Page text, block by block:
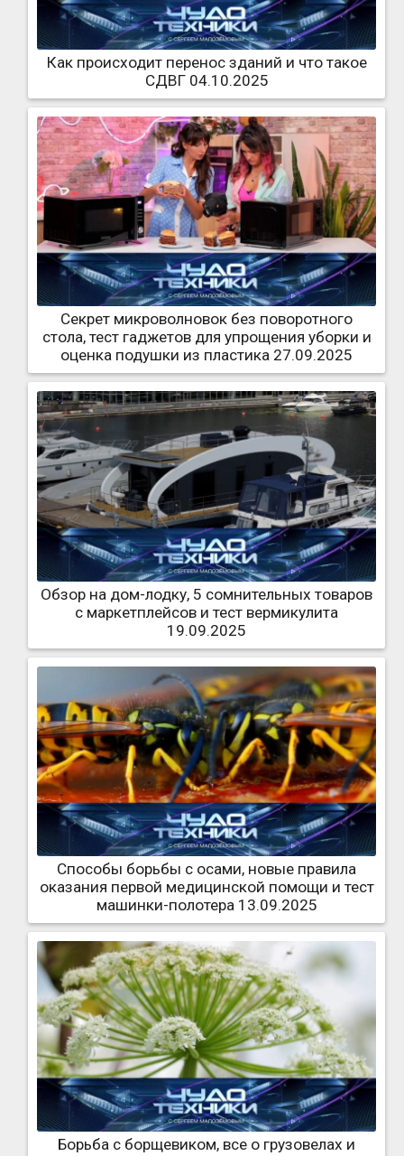
Как происходит перенос зданий и что такое
СДВГ 04.10.2025
Секрет микроволновок без поворотного
стола, тест гаджетов для упрощения уборки и
оценка подушки из пластика 27.09.2025
Обзор на дом-лодку, 5 сомнительных товаров
с маркетплейсов и тест вермикулита
19.09.2025
Способы борьбы с осами, новые правила
оказания первой медицинской помощи и тест
машинки-полотера 13.09.2025
Борьба с борщевиком, все о грузовелах и